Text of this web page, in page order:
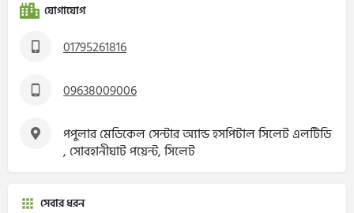
যোগাযোগ
01795261816
09638009006
পপুলার মেডিকেল সেন্টার অ্যান্ড হসপিটাল সিলেট এলটিডি
, সোবহানীঘাট পয়েন্ট, সিলেট
সেবার ধরন